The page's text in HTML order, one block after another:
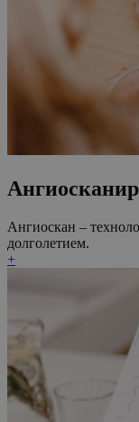
Ангиоскан –
долголетием.
+